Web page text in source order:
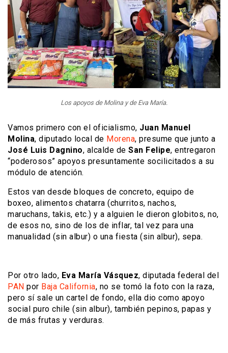
Los apoyos de Molina y de Eva María.
Vamos primero con el oficialismo, Juan Manuel
Molina, diputado local de Morena, presume que junto a
José Luis Dagnino, alcalde de San Felipe, entregaron
“poderosos” apoyos presuntamente socilicitados a su
módulo de atención.
Estos van desde bloques de concreto, equipo de
boxeo, alimentos chatarra (churritos, nachos,
maruchans, takis, etc.) y a alguien le dieron globitos, no,
de esos no, sino de los de inflar, tal vez para una
manualidad (sin albur) o una fiesta (sin albur), sepa.
Por otro lado, Eva María Vásquez, diputada federal del
PAN por Baja California, no se tomó la foto con la raza,
pero sí sale un cartel de fondo, ella dio como apoyo
social puro chile (sin albur), también pepinos, papas y
de más frutas y verduras.